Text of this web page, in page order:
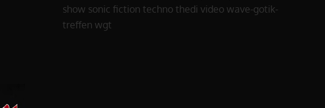
show sonic fiction techno thedi video wave-gotik-
treffen wgt